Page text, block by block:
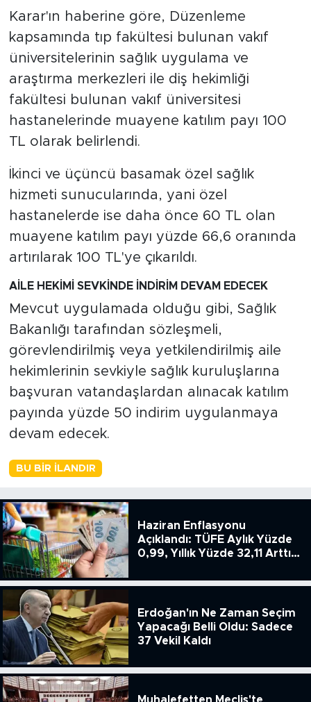
Karar'ın haberine göre, Düzenleme
kapsamında tıp fakültesi bulunan vakıf
üniversitelerinin sağlık uygulama ve
araştırma merkezleri ile diş hekimliği
fakültesi bulunan vakıf üniversitesi
hastanelerinde muayene katılım payı 100
TL olarak belirlendi.
İkinci ve üçüncü basamak özel sağlık
hizmeti sunucularında, yani özel
hastanelerde ise daha önce 60 TL olan
muayene katılım payı yüzde 66,6 oranında
artırılarak 100 TL'ye çıkarıldı.
AİLE HEKİMİ SEVKİNDE İNDİRİM DEVAM EDECEK
Mevcut uygulamada olduğu gibi, Sağlık
Bakanlığı tarafından sözleşmeli,
görevlendirilmiş veya yetkilendirilmiş aile
hekimlerinin sevkiyle sağlık kuruluşlarına
başvuran vatandaşlardan alınacak katılım
payında yüzde 50 indirim uygulanmaya
devam edecek.
BU BIR İLANDIR
Haziran Enflasyonu
Açıklandı: TÜFE Aylık Yüzde
0,99, Yıllık Yüzde 32,11 Arttı,
51.49
Erdoğan'ın Ne Zaman Seçim
Yapacağı Belli Oldu: Sadece
37 Vekil Kaldı